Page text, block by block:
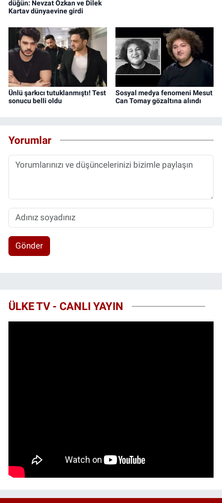
düğün: Nevzat Özkan ve Dilek
Kartav dünyaevine girdi
Ünlü şarkıcı tutuklanmıştı! Test
sonucu belli oldu
Sosyal medya fenomeni Mesut
Can Tomay gözaltına alındı
Yorumlar
Gönder
ÜLKE TV - CANLI YAYIN